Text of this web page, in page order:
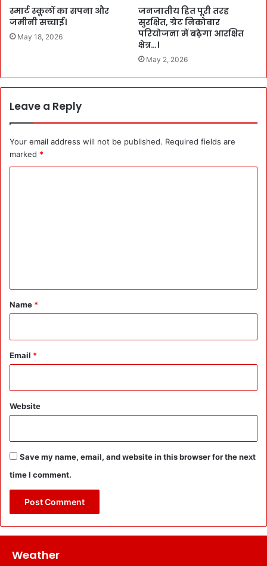
स्मार्ट स्कूलों का सपना और
जमीनी सच्चाई।
May 18, 2026
जनजातीय हित पूरी तरह
सुरक्षित, ग्रेट निकोबार
परियोजना में बढ़ेगा आरक्षित
क्षेत्र…।
May 2, 2026
Leave a Reply
Your email address will not be published. Required fields are
marked *
*
Name *
Email *
Website
Save my name, email, and website in this browser for the next
time I comment.
Weather